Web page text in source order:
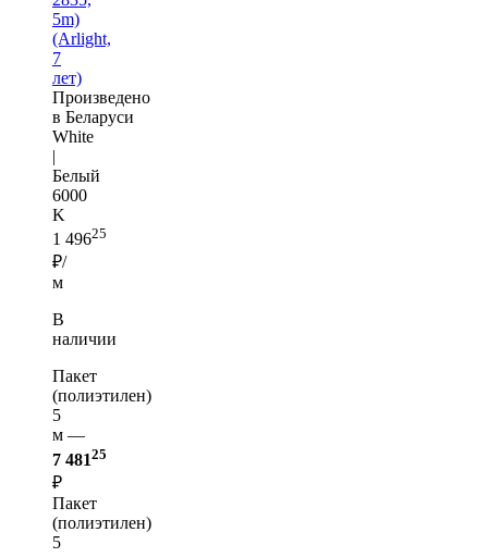
5m)
(Arlight,
7
лет)
Произведено
в Беларуси
White
|
Белый
6000
K
1 49625
₽/
м
В
наличии
Пакет
(полиэтилен)
5
м —
7 48125
₽
Пакет
(полиэтилен)
5